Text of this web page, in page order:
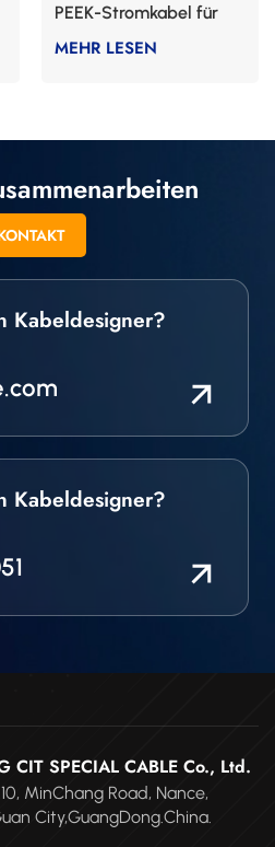
PEEK-Stromkabel für
die Nuklearindustrie
MEHR LESEN
Kabeldesigner?
Kabeldesigner?
CIT SPECIAL CABLE Co., Ltd.
MinChang Road, Nance,
City,GuangDong.China.